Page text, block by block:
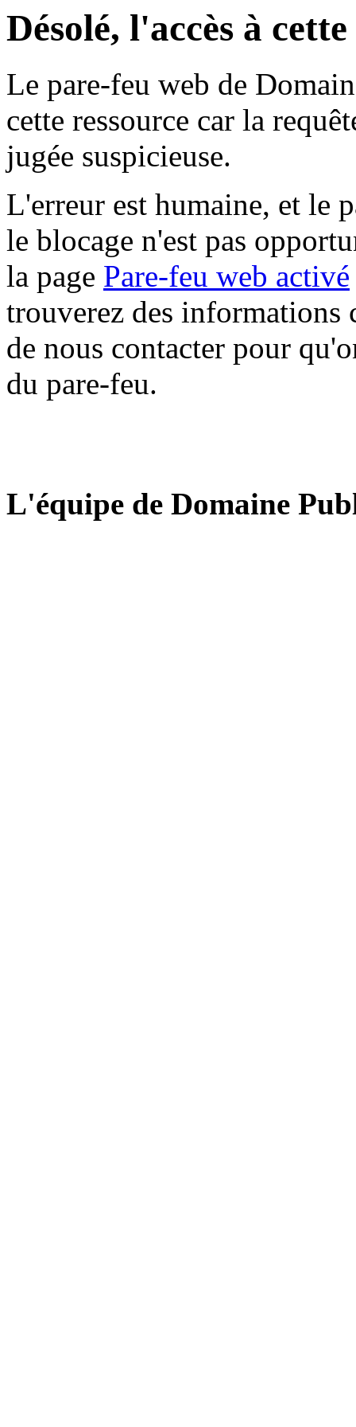
Désolé, l'accès à
Le pare-feu web de
cette ressource car la
jugée suspicieuse.
L'erreur est humaine, et le
le blocage n'est pas
la page Pare-feu web activé
trouverez des informations
de nous contacter pour
du pare-feu.
L'équipe de Domaine